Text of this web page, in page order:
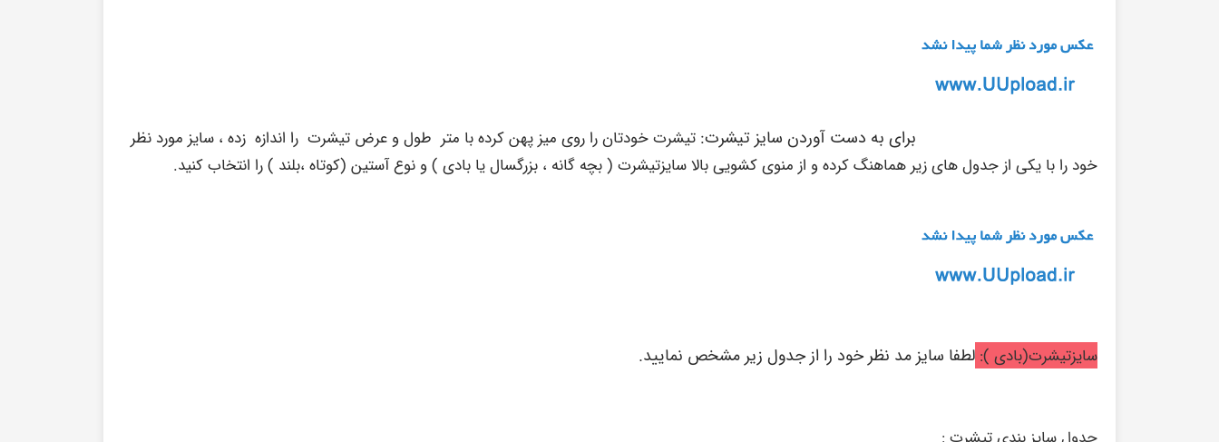
برای به دست آوردن سایز تیشرت: تیشرت خودتان را روی میز پهن کرده با متر طول و عرض تیشرت را اندازه زده ، سایز مورد نظر
خود را با یکی از جدول های زیر هماهنگ کرده و از منوی کشویی بالا سایزتیشرت ( بچه گانه ، بزرگسال یا بادی ) و نوع آستین (کوتاه ،بلند ) را انتخاب کنید.
سایزتیشرت(بادی ): لطفا سایز مد نظر خود را از جدول زیر مشخص نمایید.